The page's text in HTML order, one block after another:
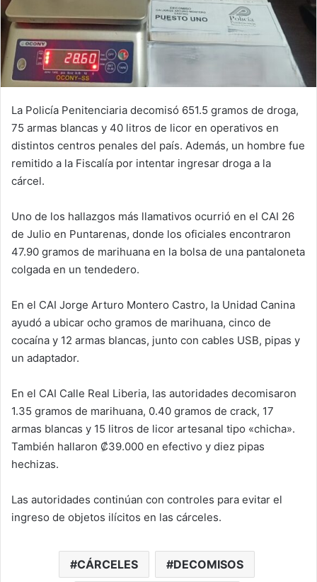
La Policía Penitenciaria decomisó 651.5 gramos de droga,
75 armas blancas y 40 litros de licor en operativos en
distintos centros penales del país. Además, un hombre fue
remitido a la Fiscalía por intentar ingresar droga a la
cárcel.
Uno de los hallazgos más llamativos ocurrió en el CAI 26
de Julio en Puntarenas, donde los oficiales encontraron
47.90 gramos de marihuana en la bolsa de una pantaloneta
colgada en un tendedero.
En el CAI Jorge Arturo Montero Castro, la Unidad Canina
ayudó a ubicar ocho gramos de marihuana, cinco de
cocaína y 12 armas blancas, junto con cables USB, pipas y
un adaptador.
En el CAI Calle Real Liberia, las autoridades decomisaron
1.35 gramos de marihuana, 0.40 gramos de crack, 17
armas blancas y 15 litros de licor artesanal tipo «chicha».
También hallaron ₡39.000 en efectivo y diez pipas
hechizas.
Las autoridades continúan con controles para evitar el
ingreso de objetos ilícitos en las cárceles.
CÁRCELES DECOMISOS